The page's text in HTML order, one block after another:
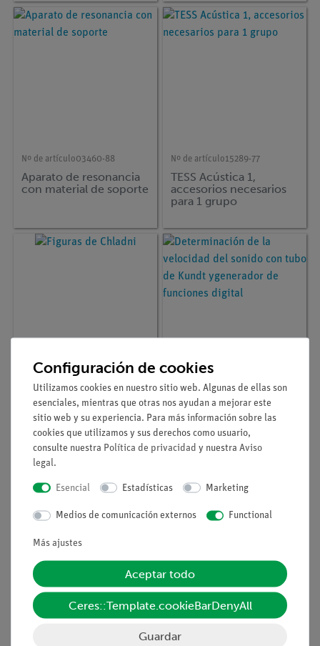
Nº de artículo03460-88
Aparato de resonancia
con material de soporte
Nº de artículo15289-77
TESS Acústica 1,
accesorios necesarios
para 1 grupo
Nº de artículoP2150501
Figuras de Chladni
Nº de artículoP2150605
Determinación de la
velocidad del sonido
con tubo de Kundt
ygenerador de
funciones digital
Nº de artículo13289-01 Nº de artículo13926-02
Sonografía Doppler
Configuración de cookies
Utilizamos cookies en nuestro sitio web. Algunas de ellas son
esenciales, mientras que otras nos ayudan a mejorar este
sitio web y su experiencia. Para más información sobre las
cookies que utilizamos y sus derechos como usuario,
consulte nuestra Política de privacidad y nuestra Aviso
legal.
Esencial Estadísticas Marketing
Medios de comunicación externos Functional
Más ajustes
Aceptar todo
Ceres::Template.cookieBarDenyAll
Guardar